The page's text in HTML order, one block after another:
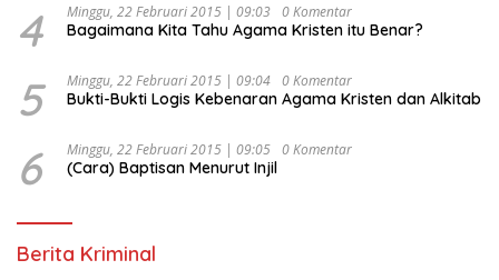
4 Minggu, 22 Februari 2015 | 09:03 0 Komentar
Bagaimana Kita Tahu Agama Kristen itu Benar?
5 Minggu, 22 Februari 2015 | 09:04 0 Komentar
Bukti-Bukti Logis Kebenaran Agama Kristen dan Alkitab
6 Minggu, 22 Februari 2015 | 09:05 0 Komentar
(Cara) Baptisan Menurut Injil
Berita Kriminal